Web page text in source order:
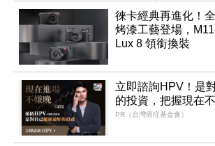
徠卡經典再進化！
烤漆工藝登場，
Lux 8 領銜換裝
立即諮詢HPV！是
的投資，把握現在不
PR（台灣癌症基金會）